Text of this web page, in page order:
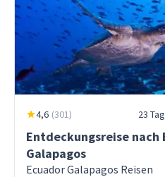
4,6 (301) 23
Entdeckungsreise nach
Galapagos
Ecuador Galapagos Reisen